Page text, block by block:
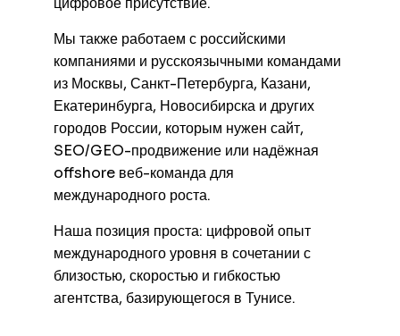
Мы также работаем с российскими
компаниями и русскоязычными командами
из Москвы, Санкт-Петербурга, Казани,
Екатеринбурга, Новосибирска и других
городов России, которым нужен сайт,
SEO/GEO-продвижение или надёжная
offshore веб-команда для
международного роста.
Наша позиция проста: цифровой опыт
международного уровня в сочетании с
близостью, скоростью и гибкостью
агентства, базирующегося в Тунисе.